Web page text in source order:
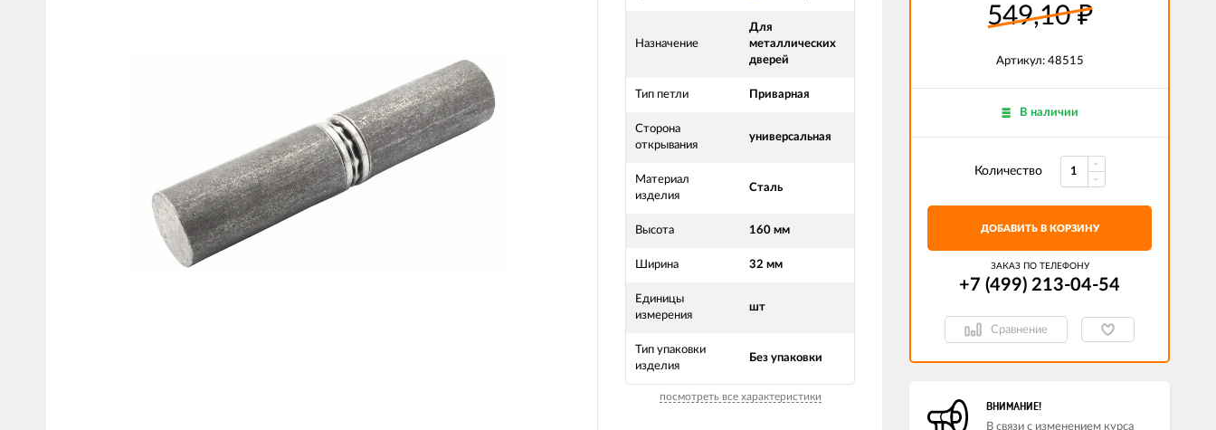
Назначение
Для
металлических
дверей
Тип петли Приварная
Сторона
открывания
универсальная
Материал
изделия
Сталь
Высота 160 мм
Ширина 32 мм
Единицы
измерения
шт
Тип упаковки
изделия
Без упаковки
посмотреть все характеристики
549,10₽
Артикул: 48515
В наличии
Количество
ДОБАВИТЬ В КОРЗИНУ
ЗАКАЗ ПО ТЕЛЕФОНУ
+7 (499) 213-04-54​
Сравнение
ВНИМАНИЕ!
В связи с изменением курса